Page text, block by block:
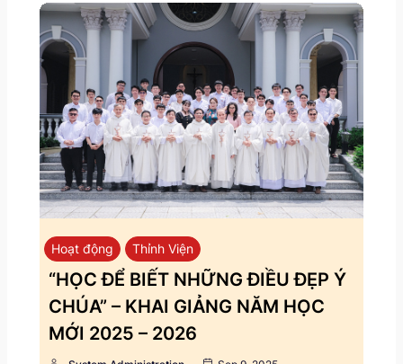
Hoạt động Thỉnh Viện
“HỌC ĐỂ BIẾT NHỮNG ĐIỀU ĐẸP Ý
CHÚA” – KHAI GIẢNG NĂM HỌC
MỚI 2025 – 2026